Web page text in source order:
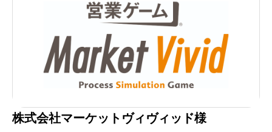
株式会社マーケットヴィヴィッド様